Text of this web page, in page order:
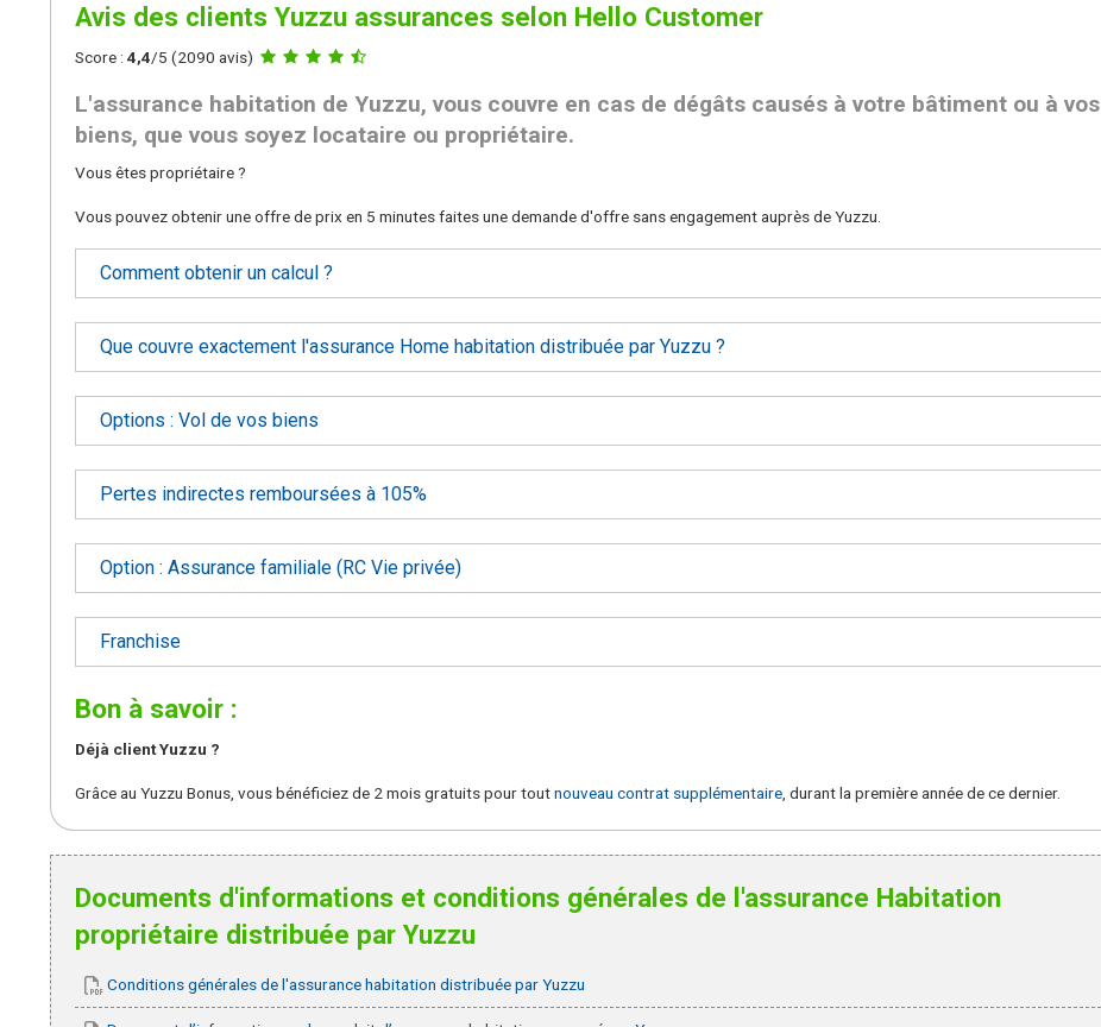
Avis des clients Yuzzu assurances selon Hello Customer
Score : 4,4/5 (2090 avis)
L'assurance habitation de Yuzzu, vous couvre en cas de dégâts causés à votre bâtiment ou à vos
biens, que vous soyez locataire ou propriétaire.
Vous êtes propriétaire ?
Vous pouvez obtenir une offre de prix en 5 minutes faites une demande d'offre sans engagement auprès de Yuzzu.
Comment obtenir un calcul ?
Que couvre exactement l'assurance Home habitation distribuée par Yuzzu ?
Options : Vol de vos biens
Pertes indirectes remboursées à 105%
Option : Assurance familiale (RC Vie privée)
Franchise
Bon à savoir :
Déjà client Yuzzu ?
Grâce au Yuzzu Bonus, vous bénéficiez de 2 mois gratuits pour toutnouveau contrat supplémentaire , durant la première année de ce dernier.
Documents d'informations et conditions générales de l'assurance Habitation
propriétaire distribuée par Yuzzu
Conditions générales de l'assurance habitation distribuée par Yuzzu